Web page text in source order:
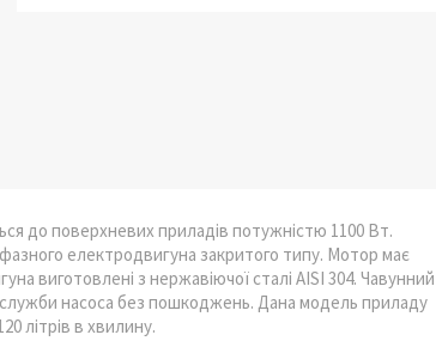
до поверхневих приладів потужністю 1100 Вт.
електродвигуна закритого типу. Мотор має
виготовлені з нержавіючої сталі AISI 304. Чавунний
насоса без пошкоджень. Дана модель приладу
літрів в хвилину.